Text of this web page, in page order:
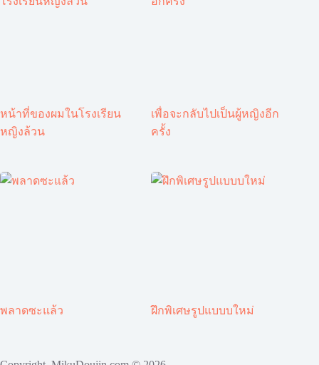
หน้าที่ของผมในโรงเรียน
หญิงล้วน
เพื่อจะกลับไปเป็นผู้หญิงอีก
ครั้ง
พลาดซะแล้ว ฝึกพิเศษรูปแบบบใหม่